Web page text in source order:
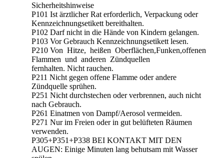
Sicherheitshinweise
P101 Ist ärztlicher Rat erforderlich, Verpackung oder
Kennzeichnungsetikett bereithalten.
P102 Darf nicht in die Hände von Kindern gelangen.
P103 Vor Gebrauch Kennzeichnungsetikett lesen.
P210 Von Hitze, heißen Oberflächen,Funken,offenen
Flammen und anderen Zündquellen
fernhalten. Nicht rauchen.
P211 Nicht gegen offene Flamme oder andere
Zündquelle sprühen.
P251 Nicht durchstechen oder verbrennen, auch nicht
nach Gebrauch.
P261 Einatmen von Dampf/Aerosol vermeiden.
P271 Nur im Freien oder in gut belüfteten Räumen
verwenden.
P305+P351+P338 BEI KONTAKT MIT DEN
AUGEN: Einige Minuten lang behutsam mit Wasser